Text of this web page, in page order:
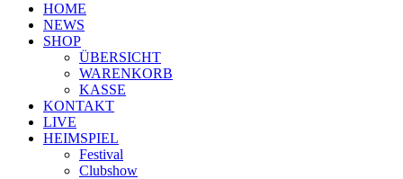
HOME
NEWS
SHOP
ÜBERSICHT
WARENKORB
KASSE
KONTAKT
LIVE
HEIMSPIEL
Festival
Clubshow